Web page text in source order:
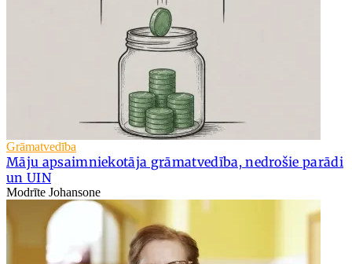
Grāmatvedība
Māju apsaimniekotāja grāmatvedība, nedrošie parādi
un UIN
Modrīte Johansone